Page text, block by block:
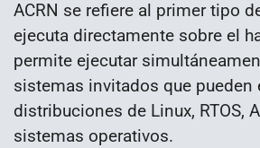
ACRN se refiere al primer tipo
ejecuta directamente sobre el
permite ejecutar
sistemas invitados que pueden
distribuciones de Linux, RTOS,
sistemas operativos.